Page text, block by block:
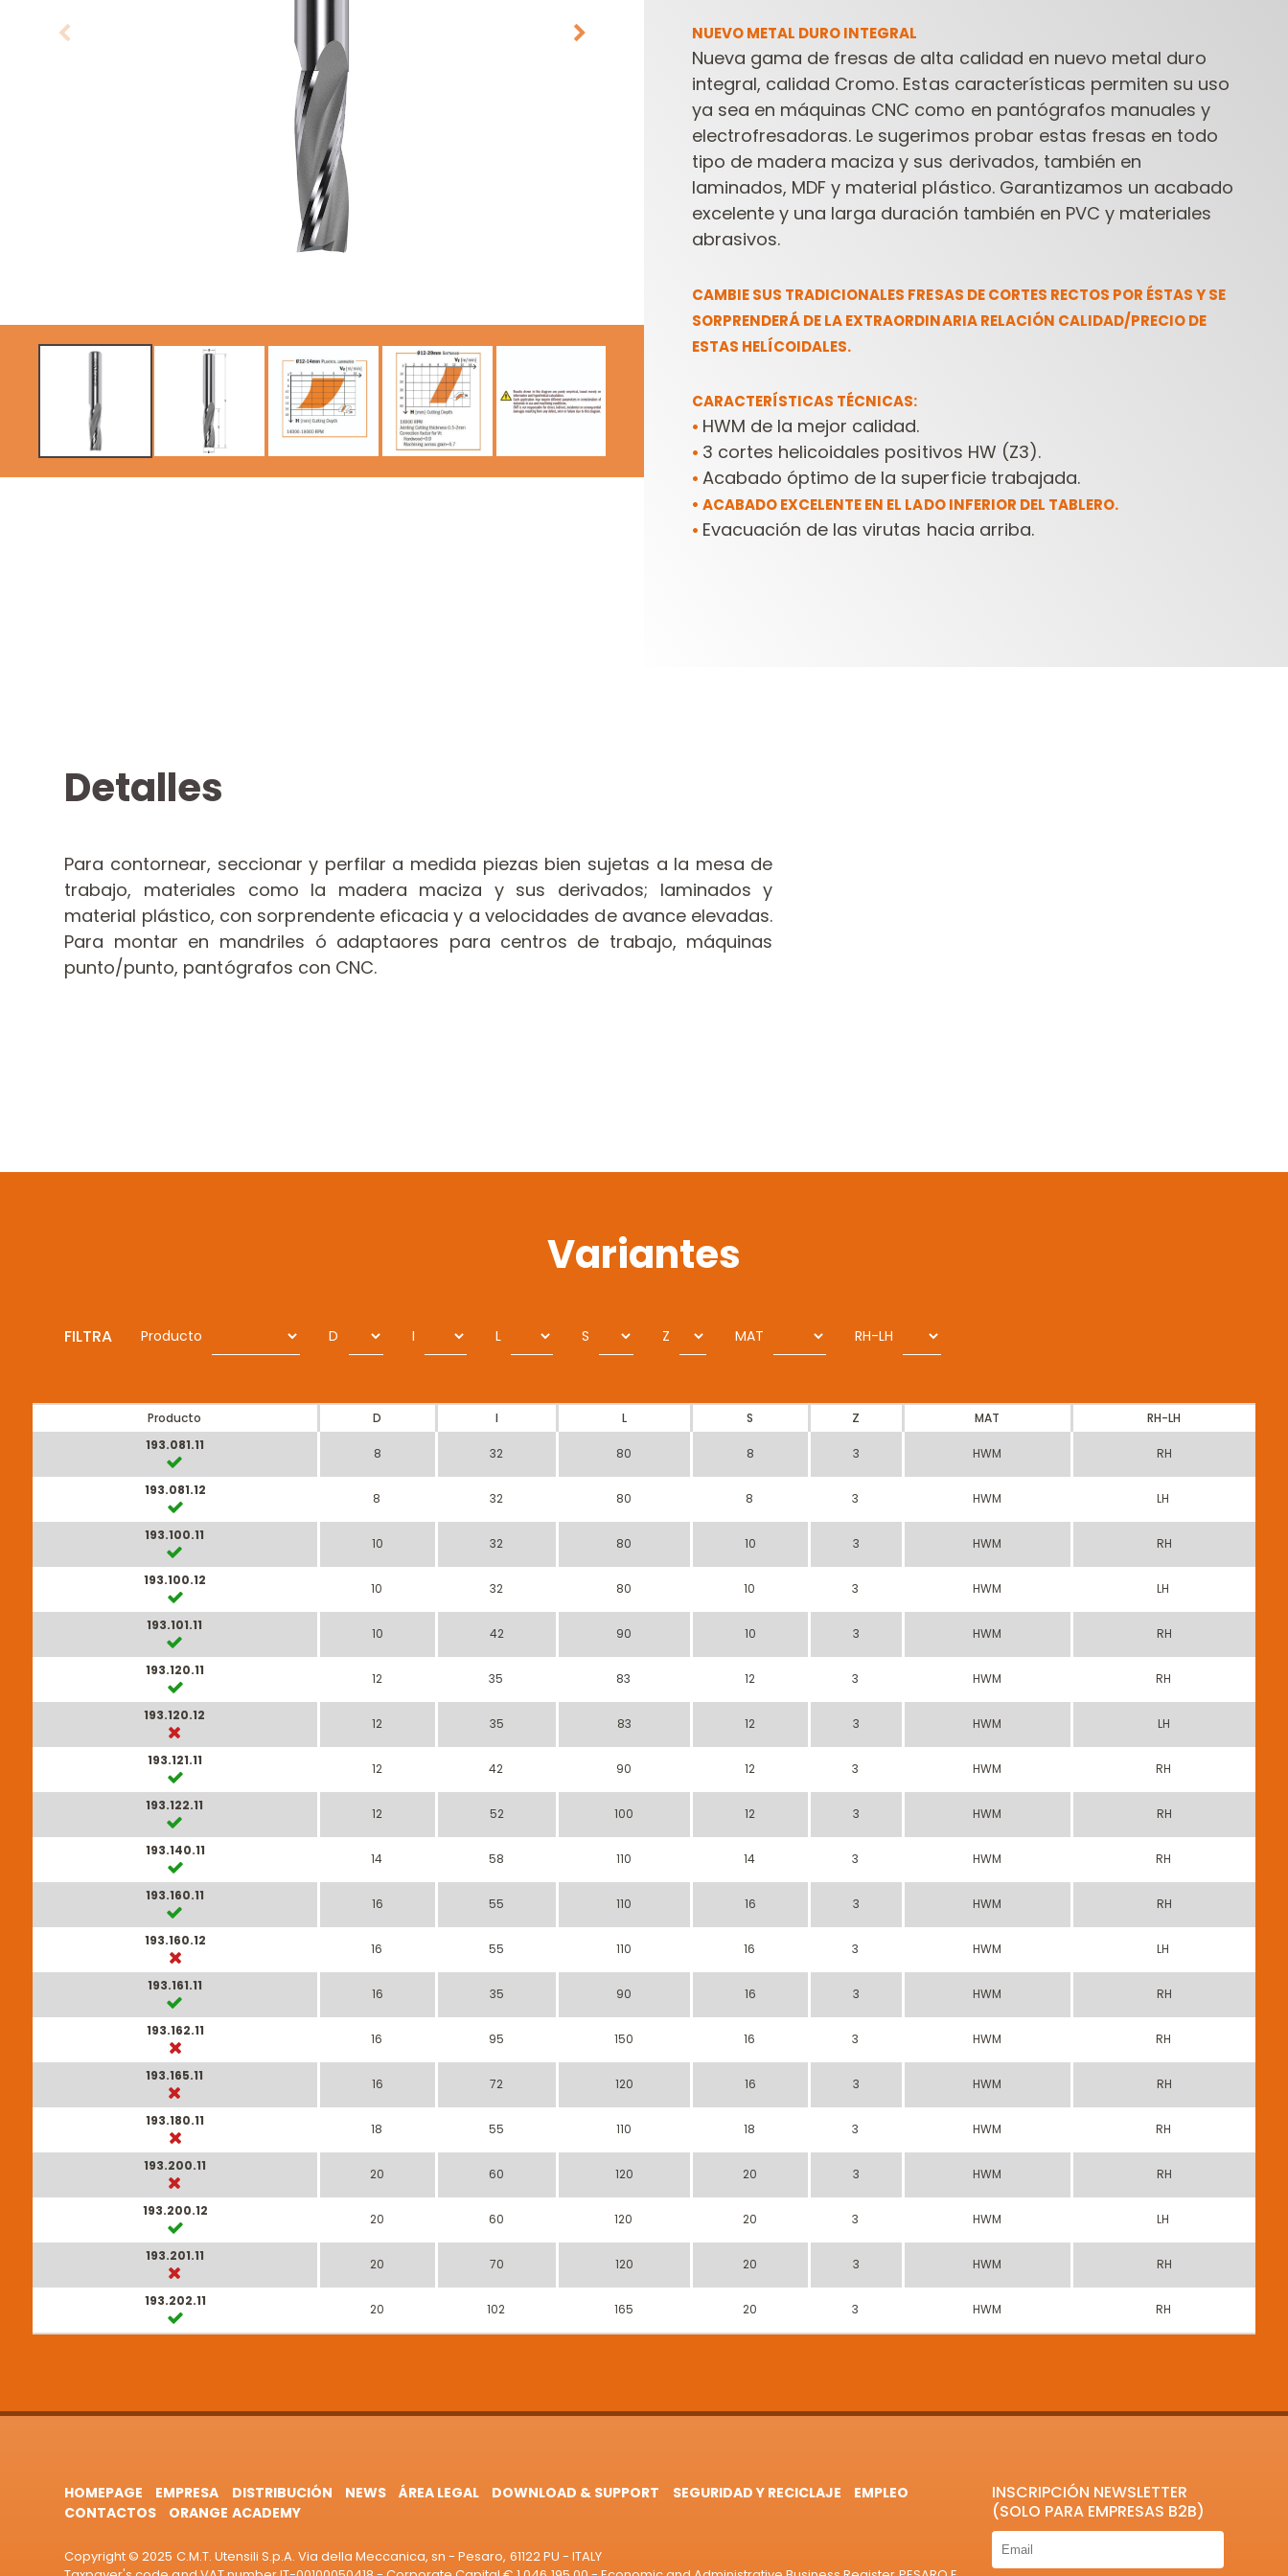
HOJAS DE SIERRAS
SABLES
ESTUCHES DE
FRESAS PARA
FRESADORAS
FRESAS
CONTRACTOR PARA
HERRAMIENTAS
PARA
NUEVO METAL DURO INTEGRAL
Nueva gama de fresas de alta calidad en nuevo metal duro
integral, calidad Cromo. Estas características permiten su uso
ya sea en máquinas CNC como en pantógrafos manuales y
electrofresadoras. Le sugerimos probar estas fresas en todo
tipo de madera maciza y sus derivados, también en
laminados, MDF y material plástico. Garantizamos un acabado
excelente y una larga duración también en PVC y materiales
abrasivos.
CAMBIE SUS TRADICIONALES FRESAS DE CORTES RECTOS POR ÉSTAS Y SE
SORPRENDERÁ DE LA EXTRAORDINARIA RELACIÓN CALIDAD/PRECIO DE
ESTAS HELÍCOIDALES.
CARACTERÍSTICAS TÉCNICAS:
• HWM de la mejor calidad.
• 3 cortes helicoidales positivos HW (Z3).
•Acabado óptimo de la superficie trabajada.
•ACABADO EXCELENTE EN EL LADO INFERIOR DEL TABLERO.
• Evacuación de las virutas hacia arriba.
Detalles
Para contornear, seccionar y perfilar a medida piezas bien sujetas a la mesa de
trabajo, materiales como la madera maciza y sus derivados; laminados y
material plástico, con sorprendente eficacia y a velocidades de avance elevadas.
Para montar en mandriles ó adaptaores para centros de trabajo, máquinas
punto/punto, pantógrafos con CNC.
Variantes
FILTRA Producto D I L S Z MAT RH-LH
Producto D I L S Z MAT
RH-LH
193.081.11
8 32 80 8 3 HWM RH
193.081.12
8 32 80 8 3 HWM LH
193.100.11
10 32 80 10 3 HWM RH
193.100.12
10 32 80 10 3 HWM LH
193.101.11
10 42 90 10 3 HWM RH
193.120.11
12 35 83 12 3 HWM RH
193.120.12
12 35 83 12 3 HWM LH
193.121.11
12 42 90 12 3 HWM RH
193.122.11
12 52 100 12 3 HWM RH
193.140.11
14 58 110 14 3 HWM RH
193.160.11
16 55 110 16 3 HWM RH
193.160.12
16 55 110 16 3 HWM LH
193.161.11
16 35 90 16 3 HWM RH
193.162.11
16 95 150 16 3 HWM RH
193.165.11
16 72 120 16 3 HWM RH
193.180.11
18 55 110 18 3 HWM RH
193.200.11
20 60 120 20 3 HWM RH
193.200.12
20 60 120 20 3 HWM LH
193.201.11
20 70 120 20 3 HWM RH
193.202.11
20 102 165 20 3 HWM RH
HOMEPAGE EMPRESA DISTRIBUCIÓN NEWS ÁREA LEGAL DOWNLOAD & SUPPORT SEGURIDAD Y RECICLAJE
EMPLEO
CONTACTOS
ORANGE ACADEMY
Copyright © 2025 C.M.T. Utensili S.p.A. Via della Meccanica, sn - Pesaro, 61122 PU - ITALY
INSCRIPCIÓN NEWSLETTER
(SOLO PARA EMPRESAS B2B)